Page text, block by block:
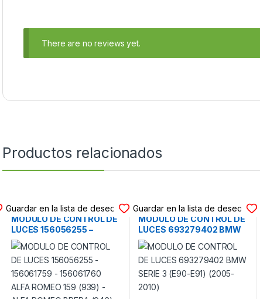
There are no reviews yet.
Productos relacionados
Guardar en la lista de deseos
MODULO DE CONTROL DE
LUCES 156056255 –
156061759 – 156061760
ALFA ROMEO 159 (939) –
ALFA ROMEO BRERA (946)
(2005-2010)
Guardar en la lista de deseos
MODULO DE CONTROL DE
LUCES 693279402 BMW
SERIE 3 (E90-E91) (2005-
2010)